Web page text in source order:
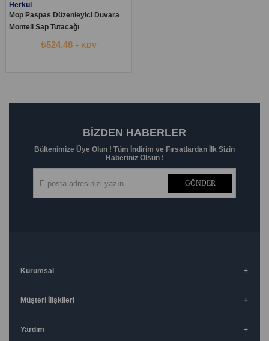
Herkül
Mop Paspas Düzenleyici Duvara
Monteli Sap Tutacağı
₺524,48 + KDV
BIZDEN HABERLER
Bültenimize Üye Olun ! Tüm İndirim ve Fırsatlardan İlk Sizin
Haberiniz Olsun !
GÖNDER
Kurumsal
Müşteri İlişkileri
Yardım